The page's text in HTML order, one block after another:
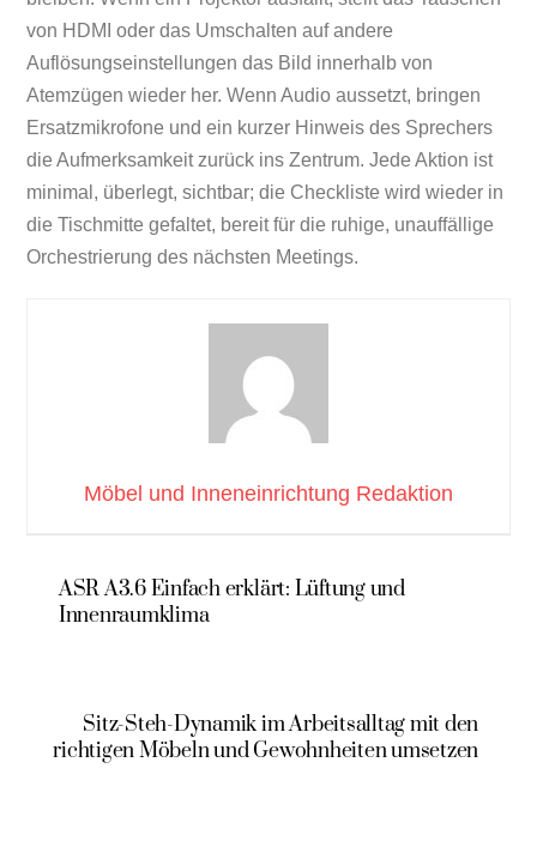
von HDMI oder das Umschalten auf andere
Auflösungseinstellungen das Bild innerhalb von
Atemzügen wieder her. Wenn Audio aussetzt, bringen
Ersatzmikrofone und ein kurzer Hinweis des Sprechers
die Aufmerksamkeit zurück ins Zentrum. Jede Aktion ist
minimal, überlegt, sichtbar; die Checkliste wird wieder in
die Tischmitte gefaltet, bereit für die ruhige, unauffällige
Orchestrierung des nächsten Meetings.
Möbel und Inneneinrichtung Redaktion
ASR A3.6 Einfach erklärt: Lüftung und
Innenraumklima
Sitz-Steh-Dynamik im Arbeitsalltag mit den
richtigen Möbeln und Gewohnheiten umsetzen